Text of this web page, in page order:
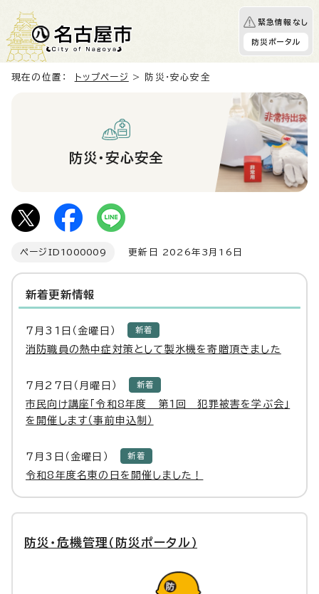
緊急情報なし
防災ポータル
現在の位置： トップページ > 防災・安心安全
防災・安心安全
ページID 1000009 更新日 2026年3月16日
新着更新情報
7月31日（金曜日） 新着
消防職員の熱中症対策として製氷機を寄贈頂きました
7月27日（月曜日） 新着
市民向け講座「令和8年度 第1回 犯罪被害を学ぶ会」
を開催します（事前申込制）
7月3日（金曜日） 新着
令和8年度名東の日を開催しました！
防災・危機管理（防災ポータル）